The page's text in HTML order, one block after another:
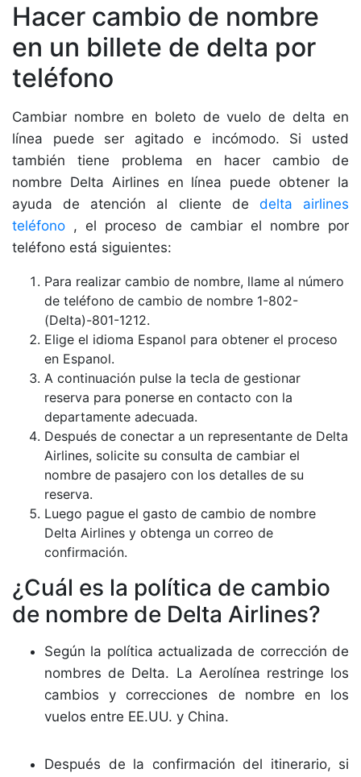
Hacer cambio de nombre
en un billete de delta por
teléfono
Cambiar nombre en boleto de vuelo de delta en
línea puede ser agitado e incómodo. Si usted
también tiene problema en hacer cambio de
nombre Delta Airlines en línea puede obtener la
ayuda de atención al cliente de delta airlines
teléfono , el proceso de cambiar el nombre por
teléfono está siguientes:
Para realizar cambio de nombre, llame al número
de teléfono de cambio de nombre 1-802-
(Delta)-801-1212.
Elige el idioma Espanol para obtener el proceso
en Espanol.
A continuación pulse la tecla de gestionar
reserva para ponerse en contacto con la
departamente adecuada.
Después de conectar a un representante de Delta
Airlines, solicite su consulta de cambiar el
nombre de pasajero con los detalles de su
reserva.
Luego pague el gasto de cambio de nombre
Delta Airlines y obtenga un correo de
confirmación.
¿Cuál es la política de cambio
de nombre de Delta Airlines?
Según la política actualizada de corrección de
nombres de Delta. La Aerolínea restringe los
cambios y correcciones de nombre en los
vuelos entre EE.UU. y China.
Después de la confirmación del itinerario, si